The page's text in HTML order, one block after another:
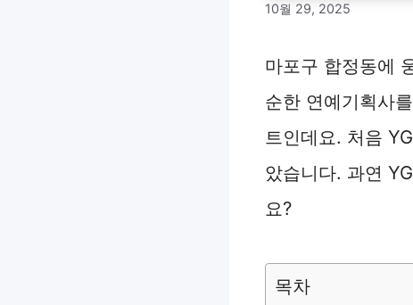
10월 29, 2025
마포구 합정동에
순한 연예기획사
트인데요. 처음
았습니다. 과연
요?
목차